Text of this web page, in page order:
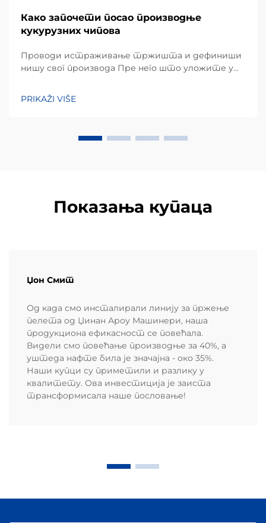
Како започети посао производње
кукурузних чипова
Проводи истраживање тржишта и дефиниши
нишу свог производа Пре него што уложите у
разумевањем преференција локалних
потрошача. Кукурузни чипови, углавном
PRIKAŽI VIŠE
Показања купаца
Џон Смит
Од када смо инсталирали линију за пржење
пелета од Џинан Ароу Машинери, наша
продукциона ефикасност се повећала.
Видели смо повећање производње за 40%, а
уштеда нафте била је значајна - око 35%.
Наши купци су приметили и разлику у
квалитету. Ова инвестиција је заиста
трансформисала наше пословање!